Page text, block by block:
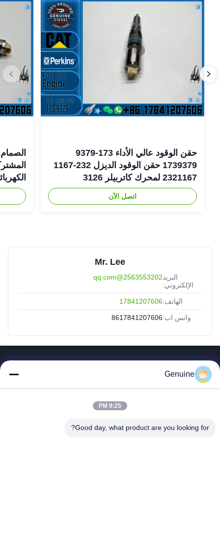
حقن الوقود عالي الأداء 173-9379
1739379 حقن الوقود الديزل 232-1167
2321167 لمحرك كاتربيلر 3126
اتصل الآن
Mr. Lee
البريد
الإلكتروني:
2563553202@qq.com
الهاتف:17841207606
واتس اب:8617841207606
حول بنا
ضبط الجودة
Genuine
9:25 PM
Good day, what product are you looking for?